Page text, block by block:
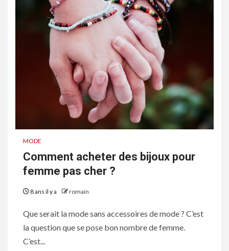
MODE
Comment acheter des bijoux pour
femme pas cher ?
8 ans il y a romain
Que serait la mode sans accessoires de mode ? C’est
la question que se pose bon nombre de femme.
C’est...